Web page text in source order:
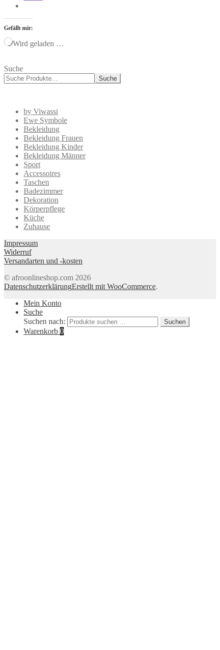
Gefällt mir:
Wird geladen …
Suche
Suche
by Viwassi
Ewe Symbole
Bekleidung
Bekleidung Frauen
Bekleidung Kinder
Bekleidung Männer
Sport
Accessoires
Taschen
Badezimmer
Dekoration
Körperpflege
Küche
Zuhause
Impressum
Widerruf
Versandarten und -kosten
© afroonlineshop.com 2026
DatenschutzerklärungErstellt mit WooCommerce.
Mein Konto
Suche
Suchen nach:
Suchen
Warenkorb 0